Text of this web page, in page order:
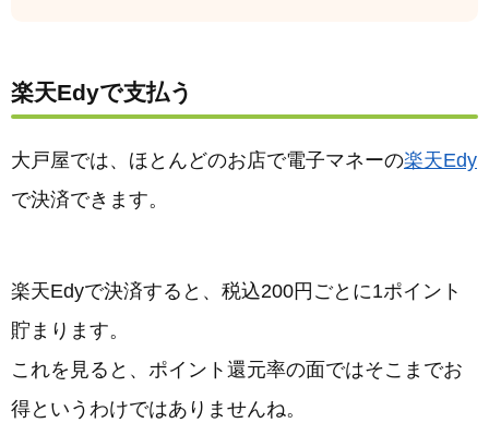
楽天Edyで支払う
大戸屋では、ほとんどのお店で電子マネーの楽天Edy
で決済できます。
楽天Edyで決済すると、税込200円ごとに1ポイント
貯まります。
これを見ると、ポイント還元率の面ではそこまでお
得というわけではありませんね。